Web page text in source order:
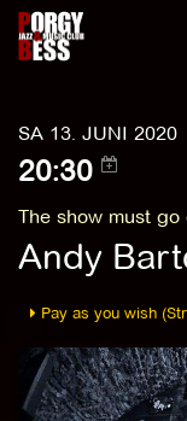
SA 13. JUNI 2020
20:30
The show must go
Andy
Pay as you wish